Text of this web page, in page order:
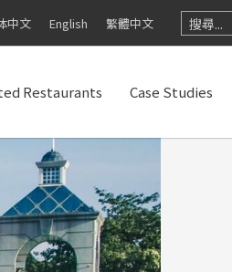
中文 English 繁體中文
Search
for:
Restaurants Case Studies